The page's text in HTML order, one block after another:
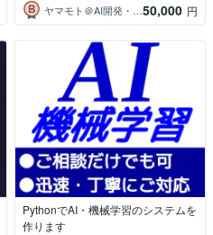
ヤマモト＠AI開発・業務自動化 50,000 円
PythonでAI・機械学習のシステムを
作ります